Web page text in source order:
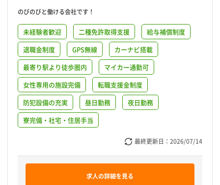
のびのびと働ける会社です！
未経験者歓迎 二種免許取得支援
給与補償制度
退職金制度
GPS無線
カーナビ搭載
最寄り駅より徒歩圏内
マイカー通勤可
女性専用の施設完備
転職支援金制度
防犯設備の充実
昼日勤務
夜日勤務
寮完備・社宅・住居手当
最終更新日： 2026/07/14
求人の詳細を見る